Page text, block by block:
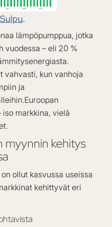
Sulpu.
lämpöpumppua, jotka
vuodessa – eli 20 %
vahvasti, kun vanhoja
ja
iso markkina, vielä
kehitys
on ollut kasvussa useissa
kehittyvät eri